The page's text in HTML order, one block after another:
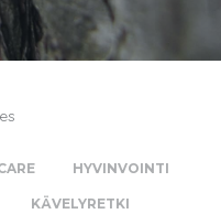
HYVINVOINTI
KÄVELYRETKI